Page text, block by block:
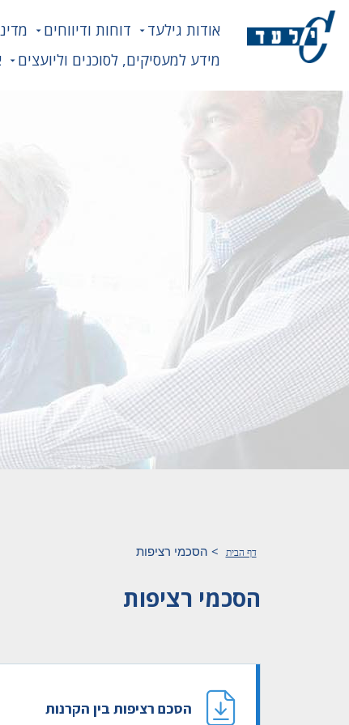
אודות גילעד דוחות ודיווחים
מידע למעסיקים, לסוכנים וליועצים
דף הבית > הסכמי רציפות
הסכמי רציפות
הסכם רציפות בין הקרנות